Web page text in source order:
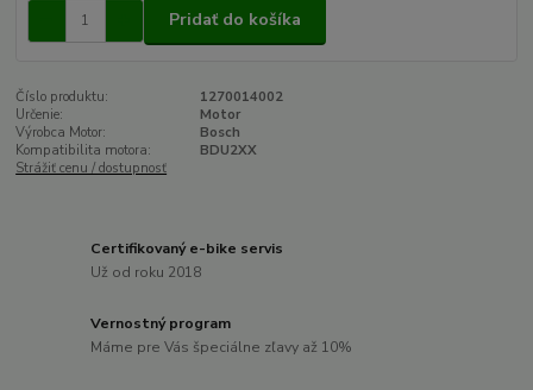
Pridať do košíka
Číslo produktu:
1270014002
Určenie:
Motor
Výrobca Motor:
Bosch
Kompatibilita motora:
BDU2XX
Strážiť cenu / dostupnosť
Certifikovaný e-bike servis
Už od roku 2018
Vernostný program
Máme pre Vás špeciálne zľavy až 10%